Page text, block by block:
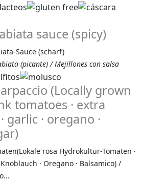
sauce (spicy)
Sauce (scharf)
(picante) / Mejillones con salsa
(Locally grown
tomatoes · extra
garlic · oregano ·
rosa Hydrokultur-Tomaten ·
· Oregano · Balsamico) /